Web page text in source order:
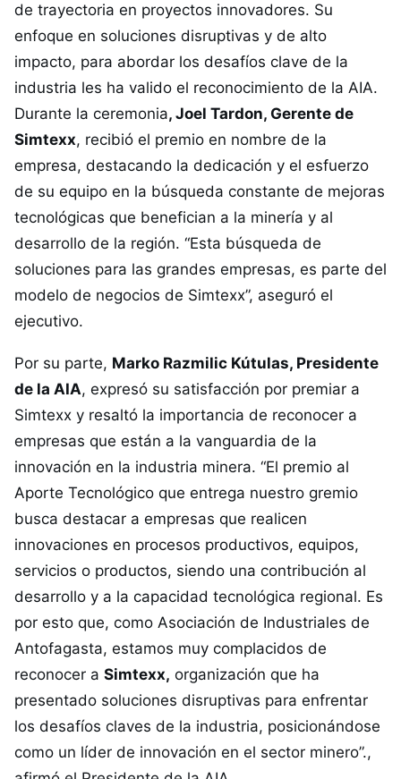
de trayectoria en proyectos innovadores. Su
enfoque en soluciones disruptivas y de alto
impacto, para abordar los desafíos clave de la
industria les ha valido el reconocimiento de la AIA.
Durante la ceremonia, Joel Tardon, Gerente de
Simtexx, recibió el premio en nombre de la
empresa, destacando la dedicación y el esfuerzo
de su equipo en la búsqueda constante de mejoras
tecnológicas que benefician a la minería y al
desarrollo de la región. “Esta búsqueda de
soluciones para las grandes empresas, es parte del
modelo de negocios de Simtexx”, aseguró el
ejecutivo.
Por su parte, Marko Razmilic Kútulas, Presidente
de la AIA, expresó su satisfacción por premiar a
Simtexx y resaltó la importancia de reconocer a
empresas que están a la vanguardia de la
innovación en la industria minera. “El premio al
Aporte Tecnológico que entrega nuestro gremio
busca destacar a empresas que realicen
innovaciones en procesos productivos, equipos,
servicios o productos, siendo una contribución al
desarrollo y a la capacidad tecnológica regional. Es
por esto que, como Asociación de Industriales de
Antofagasta, estamos muy complacidos de
reconocer a Simtexx, organización que ha
presentado soluciones disruptivas para enfrentar
los desafíos claves de la industria, posicionándose
como un líder de innovación en el sector minero”.,